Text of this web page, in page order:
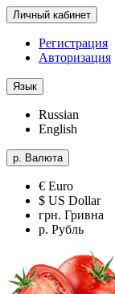
Личный кабинет
Регистрация
Авторизация
Язык
Russian
English
р. Валюта
€ Euro
$ US Dollar
грн. Гривна
р. Рубль